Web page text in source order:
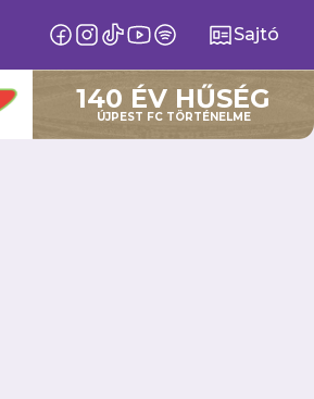
Sajtó
140 ÉV HŰSÉG
ÚJPEST FC TÖRTÉNELME